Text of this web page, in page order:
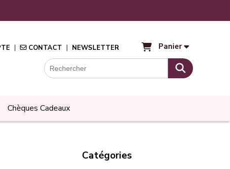
CONTACT NEWSLETTER Panier
Chèques Cadeaux
Catégories